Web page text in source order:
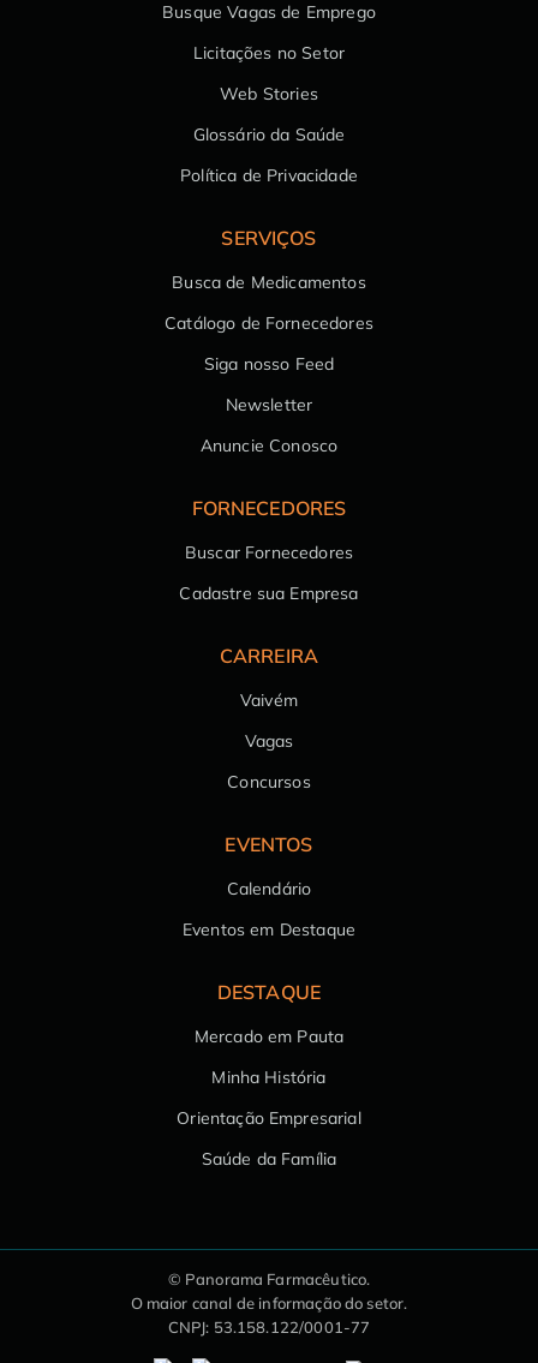
Busque Vagas de Emprego
Licitações no Setor
Web Stories
Glossário da Saúde
Política de Privacidade
SERVIÇOS
Busca de Medicamentos
Catálogo de Fornecedores
Siga nosso Feed
Newsletter
Anuncie Conosco
FORNECEDORES
Buscar Fornecedores
Cadastre sua Empresa
CARREIRA
Vaivém
Vagas
Concursos
EVENTOS
Calendário
Eventos em Destaque
DESTAQUE
Mercado em Pauta
Minha História
Orientação Empresarial
Saúde da Família
© Panorama Farmacêutico.
O maior canal de informação do setor.
CNPJ: 53.158.122/0001-77